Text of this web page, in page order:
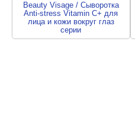
Beauty Visage / Сыворотка
Anti-stress Vitamin C+ для
лица и кожи вокруг глаз
серии
2 отзыва